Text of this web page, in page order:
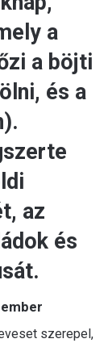
a
a böjti
és a
az
és
szerepel,